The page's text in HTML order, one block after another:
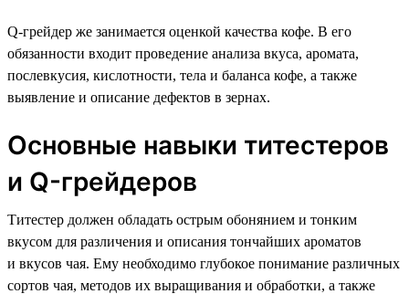
Q-грейдер же занимается оценкой качества кофе. В его
обязанности входит проведение анализа вкуса, аромата,
послевкусия, кислотности, тела и баланса кофе, а также
выявление и описание дефектов в зернах.
Основные навыки титестеров
и Q-грейдеров
Титестер должен обладать острым обонянием и тонким
вкусом для различения и описания тончайших ароматов
и вкусов чая. Ему необходимо глубокое понимание различных
сортов чая, методов их выращивания и обработки, а также